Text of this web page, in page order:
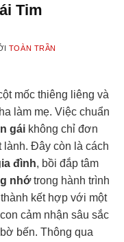
Tim
TOÀN TRẦN
mốc thiêng liêng và
làm mẹ. Việc chuẩn
gái không chỉ đơn
Đây còn là cách
đình, bồi đắp tâm
nhớtrong hành trình
kết hợp với một
cảm nhận sâu sắc
bến. Thông qua